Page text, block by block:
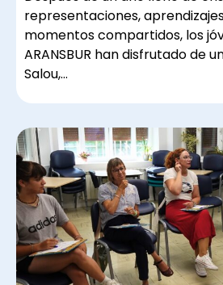
representaciones,
momentos compartidos, los
ARANSBUR han disfrutado de
Salou,…